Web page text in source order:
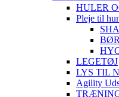
HULER
Pleje til
LEGETØJ
LYS TIL
Agility